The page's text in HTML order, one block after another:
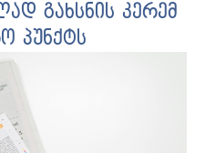
გახსნის კერემ
პუნქტს